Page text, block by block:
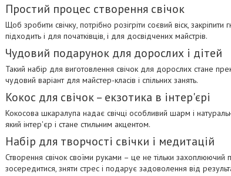
Простий процес створення свічок
Щоб зробити свічку, потрібно розігріти соєвий віск,
підходить і для початківців, і для досвідчених майстрів.
Чудовий подарунок для дорослих і дітей
Такий набір для виготовлення свічок для дорослих стане
чудовий варіант для майстер-класів і спільних занять.
Кокос для свічок – екзотика в інтер'єрі
Кокосова шкаралупа надає свічці особливий шарм і
який інтер'єр і стане стильним акцентом.
Набір для творчості свічки і медитацій
Створення свічок своїми руками – це не тільки захоплюючий
зосередитися, зняти стрес і подарує задоволення від